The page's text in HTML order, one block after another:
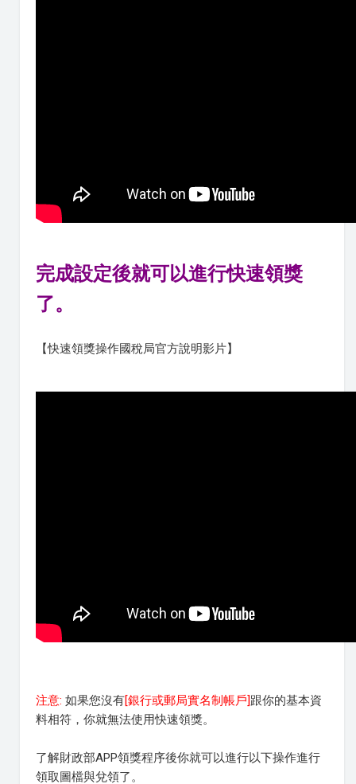
完成設定後就可以進行快速領獎
了。
【快速領獎操作國稅局官方說明影片】
注意: 如果您沒有[銀行或郵局實名制帳戶]跟你的基本資
料相符，你就無法使用快速領獎。
了解財政部APP領獎程序後你就可以進行以下操作進行
領取圖檔與兌領了。